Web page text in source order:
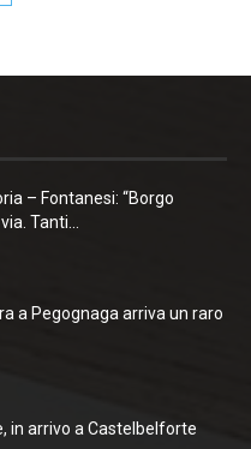
– Fontanesi: “Borgo
Tanti...
a Pegognaga arriva un raro
in arrivo a Castelbelforte